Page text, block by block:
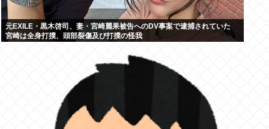
元EXILE・黒木啓司、妻・宮崎麗果被告へのDV事案で逮捕されていた
宮崎は全身打撲、頭部裂傷及び打撲の怪我